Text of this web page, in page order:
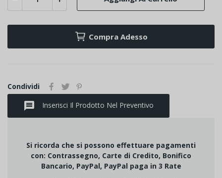
Compra Adesso
Condividi
message Inserisci Il Prodotto Nel Preventivo
Si ricorda che si possono effettuare pagamenti
con: Contrassegno, Carte di Credito, Bonifico
Bancario, PayPal, PayPal paga in 3 Rate